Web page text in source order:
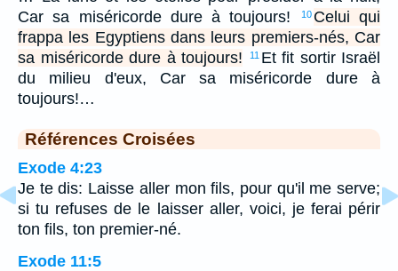
Car sa miséricorde dure à toujours!
10 Celui qui
frappa les Egyptiens dans leurs premiers-nés, Car
sa miséricorde dure à toujours!
11 Et fit sortir Israël
du milieu d'eux, Car sa miséricorde dure à
toujours!…
Références Croisées
Exode 4:23
Je te dis: Laisse aller mon fils, pour qu'il me serve;
si tu refuses de le laisser aller, voici, je ferai périr
ton fils, ton premier-né.
Exode 11:5